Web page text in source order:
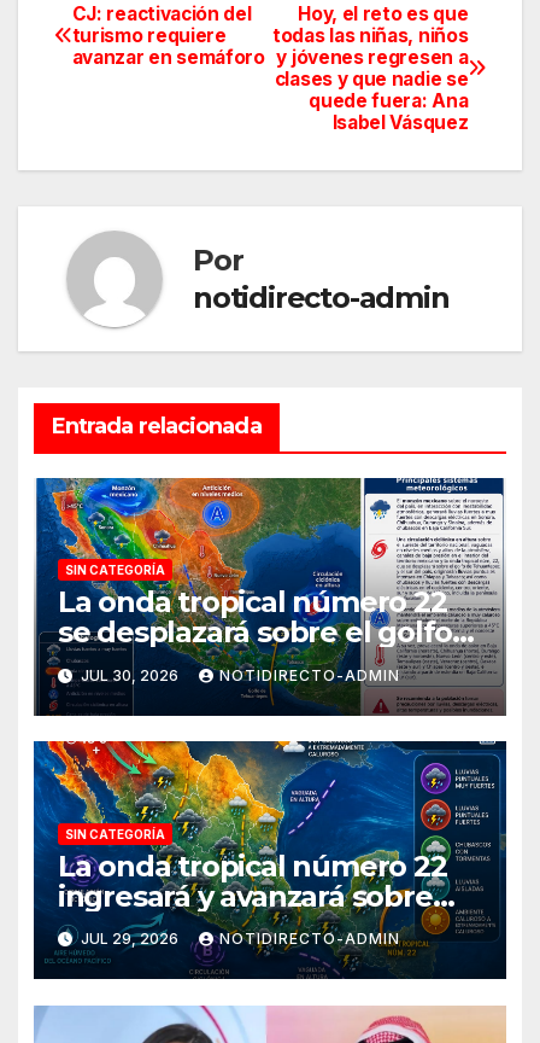
Navegación
de
Hoy, el reto es que
todas las niñas, niños
y jóvenes regresen a
clases y que nadie se
quede fuera: Ana
Isabel Vásquez
CJ: reactivación del
turismo requiere
avanzar en semáforo
Por
notidirecto-admin
Entrada relacionada
SIN CATEGORÍA
La onda tropical número 22
se desplazará sobre el golfo
de Tehuantepec y el sur del
país
JUL 30, 2026 NOTIDIRECTO-ADMIN
SIN CATEGORÍA
La onda tropical número 22
ingresará y avanzará sobre
México
JUL 29, 2026 NOTIDIRECTO-ADMIN